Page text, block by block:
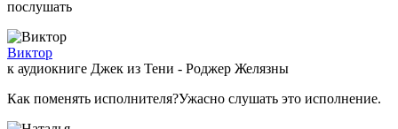
послушать
Виктор
к аудиокниге Джек из Тени - Роджер Желязны
Как поменять исполнителя?Ужасно слушать это исполнение.